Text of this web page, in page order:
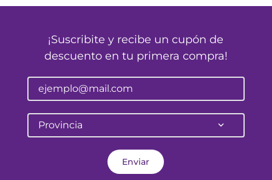
¡Suscribite y recibe un cupón de
descuento en tu primera compra!
Provincia
Enviar